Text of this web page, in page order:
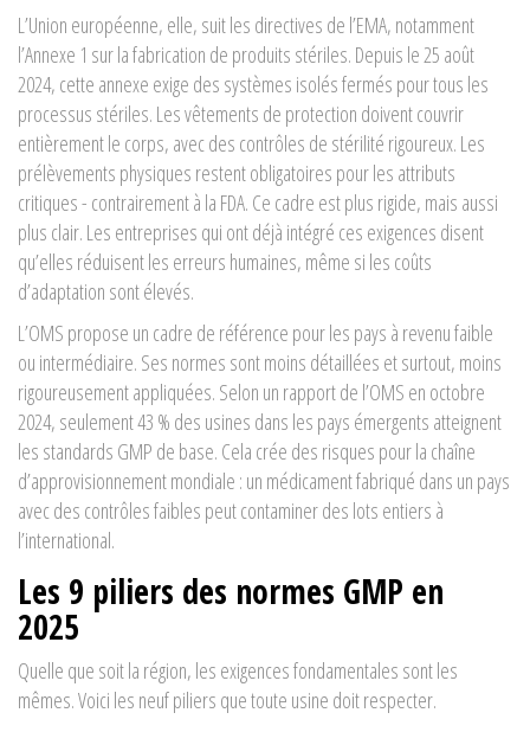
L’Union européenne, elle, suit les directives de l’EMA, notamment
l’Annexe 1 sur la fabrication de produits stériles. Depuis le 25 août
2024, cette annexe exige des systèmes isolés fermés pour tous les
processus stériles. Les vêtements de protection doivent couvrir
entièrement le corps, avec des contrôles de stérilité rigoureux. Les
prélèvements physiques restent obligatoires pour les attributs
critiques - contrairement à la FDA. Ce cadre est plus rigide, mais aussi
plus clair. Les entreprises qui ont déjà intégré ces exigences disent
qu’elles réduisent les erreurs humaines, même si les coûts
d’adaptation sont élevés.
L’OMS propose un cadre de référence pour les pays à revenu faible
ou intermédiaire. Ses normes sont moins détaillées et surtout, moins
rigoureusement appliquées. Selon un rapport de l’OMS en octobre
2024, seulement 43 % des usines dans les pays émergents atteignent
les standards GMP de base. Cela crée des risques pour la chaîne
d’approvisionnement mondiale : un médicament fabriqué dans un pays
avec des contrôles faibles peut contaminer des lots entiers à
l’international.
Les 9 piliers des normes GMP en
2025
Quelle que soit la région, les exigences fondamentales sont les
mêmes. Voici les neuf piliers que toute usine doit respecter.